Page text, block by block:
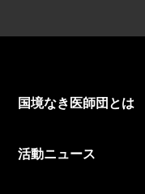
国境なき医師団とは
活動ニュース